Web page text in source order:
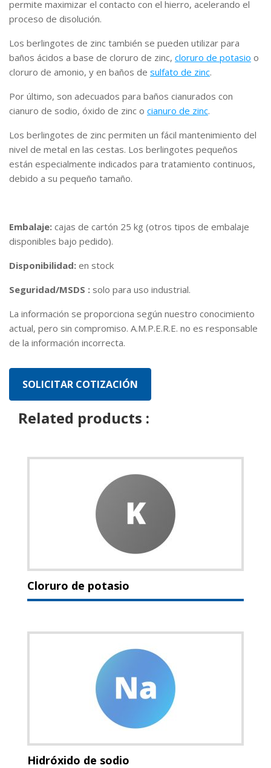
permite maximizar el contacto con el hierro, acelerando el
proceso de disolución.
Los berlingotes de zinc también se pueden utilizar para
baños ácidos a base de cloruro de zinc, cloruro de potasio o
cloruro de amonio, y en baños de sulfato de zinc.
Por último, son adecuados para baños cianurados con
cianuro de sodio, óxido de zinc o cianuro de zinc.
Los berlingotes de zinc permiten un fácil mantenimiento del
nivel de metal en las cestas. Los berlingotes pequeños
están especialmente indicados para tratamiento continuos,
debido a su pequeño tamaño.
Embalaje: cajas de cartón 25 kg (otros tipos de embalaje
disponibles bajo pedido).
Disponibilidad: en stock
Seguridad/MSDS : solo para uso industrial.
La información se proporciona según nuestro conocimiento
actual, pero sin compromiso. A.M.P.E.R.E. no es responsable
de la información incorrecta.
Related products :
Cloruro de potasio
Hidróxido de sodio